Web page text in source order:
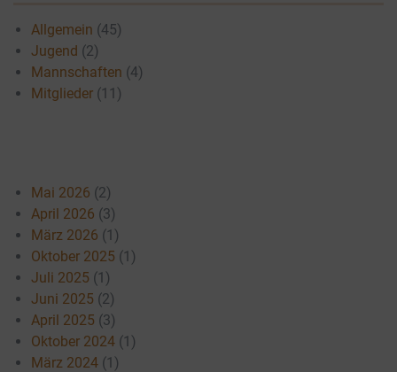
Allgemein (45)
Jugend (2)
Mannschaften (4)
Mitglieder (11)
Mai 2026 (2)
April 2026 (3)
März 2026 (1)
Oktober 2025 (1)
Juli 2025 (1)
Juni 2025 (2)
April 2025 (3)
Oktober 2024 (1)
März 2024 (1)